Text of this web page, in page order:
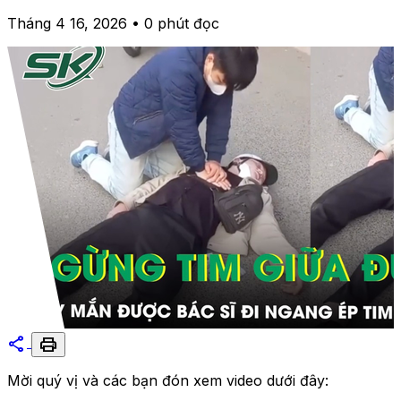
Tháng 4 16, 2026 • 0 phút đọc
share print
Mời quý vị và các bạn đón xem video dưới đây: